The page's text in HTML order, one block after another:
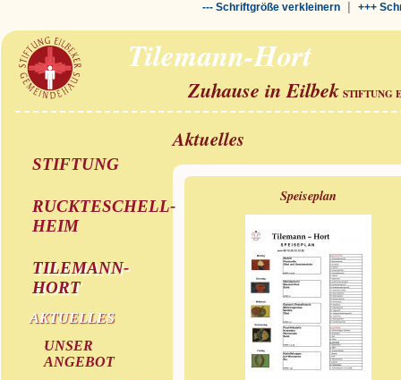
--- Schriftgröße verkleinern| +++
Tilemann-Hort
Zuhause in Eilbek STIFTUNG
STIFTUNG
RUCKTESCHELL-
HEIM
TILEMANN-
HORT
AKTUELLES
UNSER
ANGEBOT
Aktuelles
Speiseplan